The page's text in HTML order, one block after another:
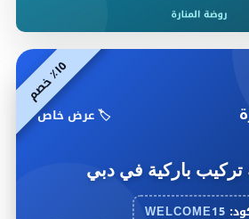
١
٥
٪
خ
ص
م
🏷️ عرض خاص
باركية في دبي
WELCOME15